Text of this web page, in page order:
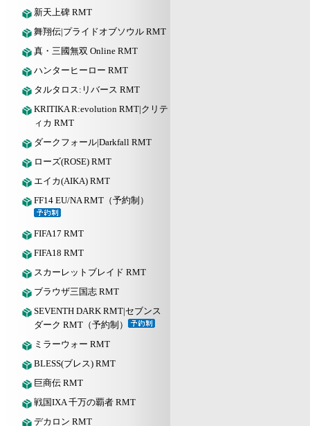
新天上碑 RMT
舞翔伝|プライドオブソウル RMT
真・三國無双 Online RMT
ハンターヒーロー RMT
タルタロス:リバース RMT
KRITIKA R:evolution RMT|クリテ
ィカ RMT
ダークフォール|Darkfall RMT
ローズ(ROSE) RMT
エイカ(AIKA) RMT
FF14 EU/NA RMT（予約制）
FIFA17 RMT
FIFA18 RMT
スカーレットブレイド RMT
ブラウザ三国志 RMT
SEVENTH DARK RMT|セブンス
ダーク RMT（予約制）
ミラーウォー RMT
BLESS(ブレス) RMT
巨商伝 RMT
戦国IXA 千万の覇者 RMT
デカロン RMT